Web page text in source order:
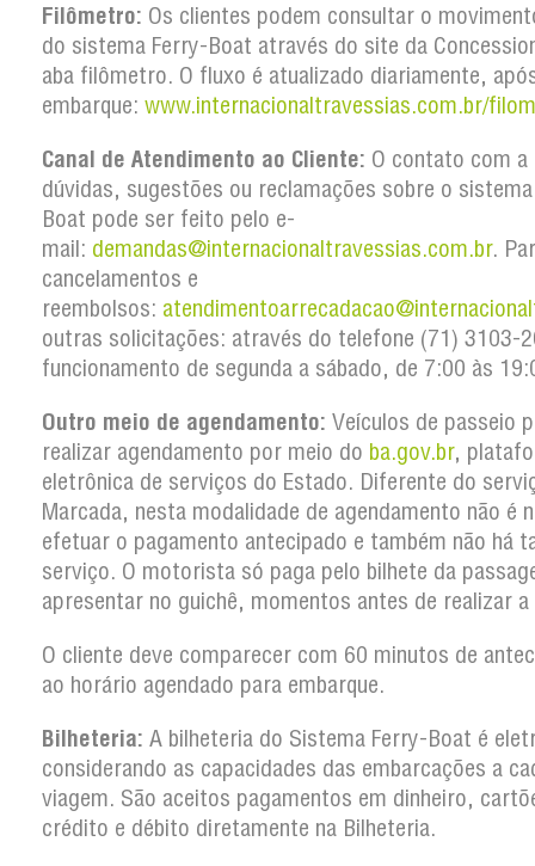
Filômetro: Os clientes podem consultar o
do sistema Ferry-Boat através do site da
aba filômetro. O fluxo é atualizado diariamente,
embarque: www.internacionaltravessias.com.br/
Canal de Atendimento ao Cliente: O contato com a
dúvidas, sugestões ou reclamações sobre o
Boat pode ser feito pelo e-
mail: demandas@internacionaltravessias.com.br.
cancelamentos e
reembolsos:
outras solicitações: através do telefone (71) 3103-
funcionamento de segunda a sábado, de 7:00 às
Outro meio de agendamento: Veículos de passeio
realizar agendamento por meio do ba.gov.br,
eletrônica de serviços do Estado. Diferente do
Marcada, nesta modalidade de agendamento não é
efetuar o pagamento antecipado e também não há
serviço. O motorista só paga pelo bilhete da
apresentar no guichê, momentos antes de realizar
O cliente deve comparecer com 60 minutos de
ao horário agendado para embarque.
Bilheteria: A bilheteria do Sistema Ferry-Boat é
considerando as capacidades das embarcações a
viagem. São aceitos pagamentos em dinheiro,
crédito e débito diretamente na Bilheteria.